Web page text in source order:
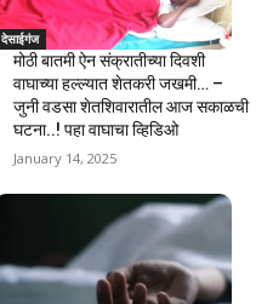
देसाईगंज
मोठी बातमी ऐन संक्रातीच्या दिवशी
वाघाच्या हल्ल्यात शेतकरी जखमी… –
जुनी वडसा शेतशिवारातील आज सकाळची
घटना..! पहा वाघाचा व्हिडिओ
January 14, 2025